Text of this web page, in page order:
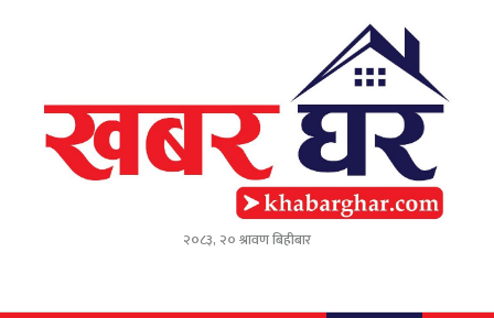
२०८३, २० श्रावण बिहीबार